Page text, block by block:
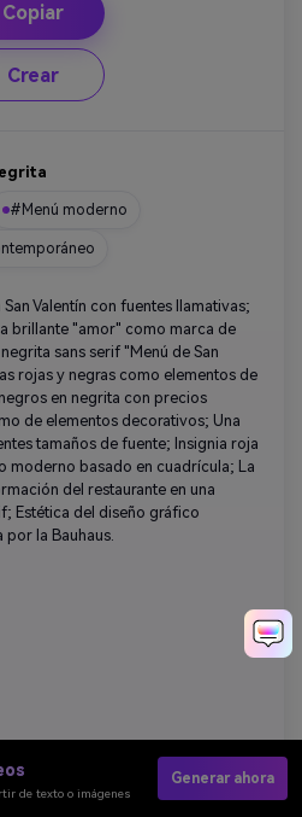
Copiar
Crear
#Menú moderno
Valentín con fuentes llamativas;
brillante "amor" como marca de
sans serif "Menú de San
rojas y negras como elementos de
en negrita con precios
de elementos decorativos; Una
tamaños de fuente; Insignia roja
moderno basado en cuadrícula; La
del restaurante en una
Estética del diseño gráfico
la Bauhaus.
de texto o imágenes
Generar ahora